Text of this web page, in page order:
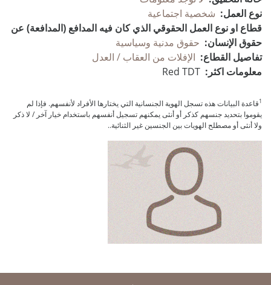
نوع العمل: شخصية اجتماعية
قطاع او نوع العمل الحقوقي الذي كان فيه المدافع (المدافعة) عن
حقوق الإنسان: حقوق مدنية وسياسية
تفاصيل القطاع: الإفلات من العقاب / العدل
معلومات اكثر: Red TDT
1قاعدة البيانات هذه تسجل الهوية الجنسانية التي يختارها الأفراد لأنفسهم. فإذا لم
يقوموا بتحديد جنسهم كذكر أو أنثى يمكنهم تسجيل أنفسهم باستخدام خيار آخر / لا ذكر
ولا أنثى أو مصطلح الهويات بين الجنسين غير الثنائية..